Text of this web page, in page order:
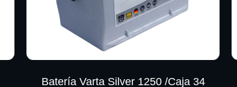
Batería Varta Silver 1250 /Caja 34